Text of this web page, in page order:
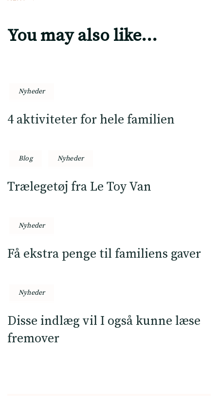
You may also like...
Nyheder
4 aktiviteter for hele familien
Blog Nyheder
Trælegetøj fra Le Toy Van
Nyheder
Få ekstra penge til familiens gaver
Nyheder
Disse indlæg vil I også kunne læse
fremover